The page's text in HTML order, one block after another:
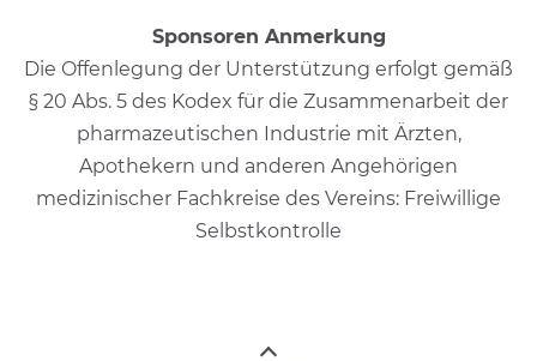
Sponsoren Anmerkung
Die Offenlegung der Unterstützung erfolgt gemäß
§ 20 Abs. 5 des Kodex für die Zusammenarbeit der
pharmazeutischen Industrie mit Ärzten,
Apothekern und anderen Angehörigen
medizinischer Fachkreise des Vereins: Freiwillige
Selbstkontrolle